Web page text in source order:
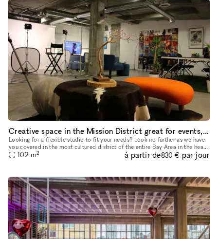
Creative space in the Mission District great for events, productions, and off-site meetings
Looking for a flexible studio to fit your needs? Look no further as we have
you covered in the most cultured district of the entire Bay Area in the heart
102 m2 à partir de830 € par jour